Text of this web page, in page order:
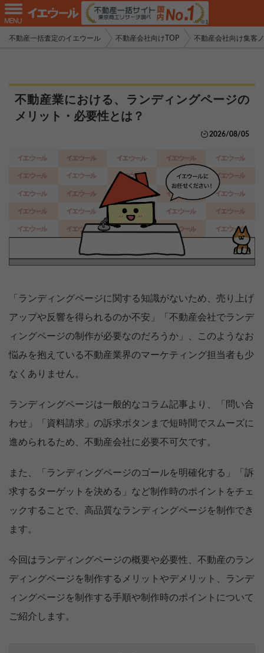
不動産一括査定のイエウール 不動産会社向けTOP 不動産会社向け集客
不動産業における、ランディングページの
メリット・必要性とは？
2026/08/05
「ランディングページに関する知識がないため、売り上げ
アップや反響を得られるのか不安」「不動産会社でランデ
ィングページの制作が必要なのだろうか」、このようなお
悩みを抱えている不動産業界のマーケティング担当者も少
なくありません。
ランディングページは一般的なコラム記事より、「問い合
わせ」「資料請求」の訴求ボタンまで短時間でスムーズに
進められるため、不動産会社に必要不可欠です。
また、「ランディングページのゴールを明確化する」「訴
求するターゲットを決める」など制作時のポイントをチェ
ックすることで、高品質なランディングページを制作でき
ます。
今回はランディングページの概要や必要性、不動産のラン
ディングページを制作するメリットやデメリット、ランデ
ィングページを制作する手順や制作時のポイントについて
ご紹介します。